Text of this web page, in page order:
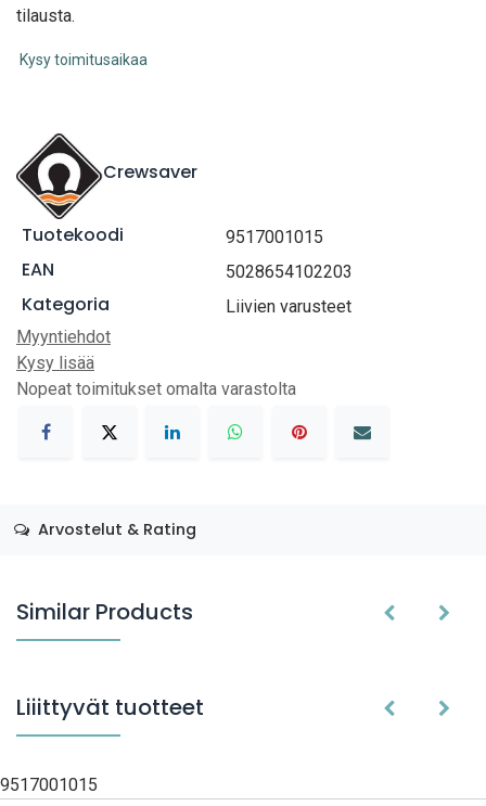
tilausta.
Kysy toimitusaikaa
Crewsaver
Tuotekoodi 9517001015
EAN 5028654102203
Kategoria
Liivien varusteet
Myyntiehdot
Kysy lisää
Nopeat toimitukset omalta varastolta
Arvostelut & Rating
Similar Products
Liiittyvät tuotteet
9517001015